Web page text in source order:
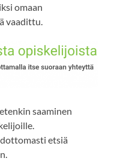
omaan
vaadittu.
saaminen
etsiä